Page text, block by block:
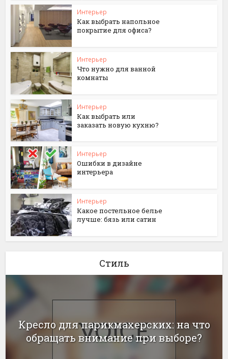
Интерьер
Как выбрать напольное
покрытие для офиса?
Интерьер
Что нужно для ванной
комнаты
Интерьер
Как выбрать или
заказать новую кухню?
Интерьер
Ошибки в дизайне
интерьера
Интерьер
Какое постельное белье
лучше: бязь или сатин
Стиль
Кресло для парикмахерских: на что
обращать внимание при выборе?